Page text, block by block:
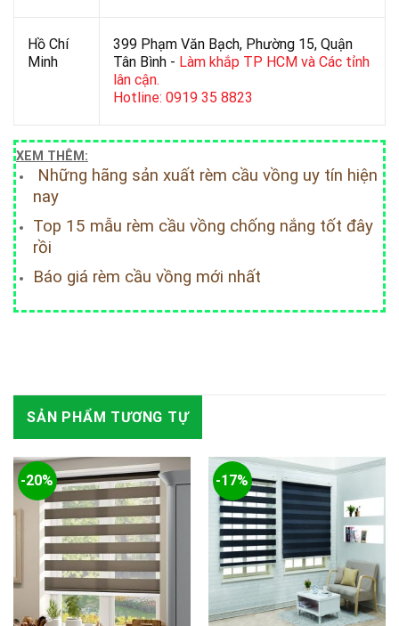
Hồ Chí
Minh
399 Phạm Văn Bạch, Phường 15, Quận
Tân Bình - Làm khắp TP HCM và Các tỉnh
lân cận.
Hotline: 0919 35 8823
XEM THÊM:
Những hãng sản xuất rèm cầu vồng uy tín hiện
nay
Top 15 mẫu rèm cầu vồng chống nắng tốt đây
rồi
Báo giá rèm cầu vồng mới nhất
SẢN PHẨM TƯƠNG TỰ
-20% -17%